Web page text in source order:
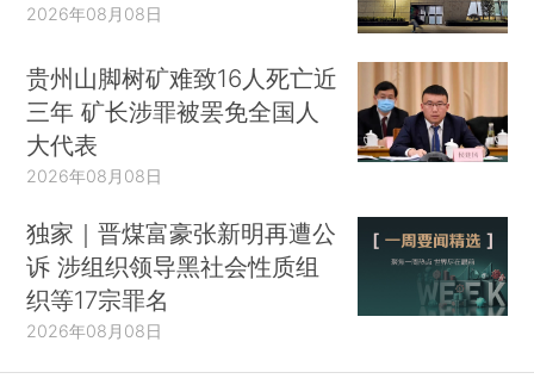
2026年08月08日
贵州山脚树矿难致16人死亡近
三年 矿长涉罪被罢免全国人
大代表
2026年08月08日
独家｜晋煤富豪张新明再遭公
诉 涉组织领导黑社会性质组
织等17宗罪名
2026年08月08日